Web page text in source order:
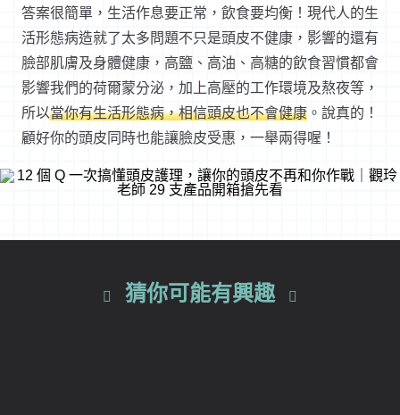
答案很簡單，生活作息要正常，飲食要均衡！現代人的生
活形態病造就了太多問題不只是頭皮不健康，影響的還有
臉部肌膚及身體健康，高鹽、高油、高糖的飲食習慣都會
影響我們的荷爾蒙分泌，加上高壓的工作環境及熬夜等，
所以當你有生活形態病，相信頭皮也不會健康 。說真的！
顧好你的頭皮同時也能讓臉皮受惠，一舉兩得喔！
猜你可能有興趣